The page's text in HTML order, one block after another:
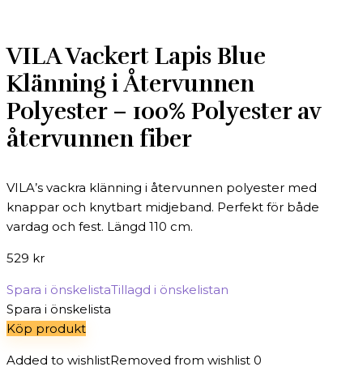
VILA Vackert Lapis Blue
Klänning i Återvunnen
Polyester – 100% Polyester av
återvunnen fiber
VILA’s vackra klänning i återvunnen polyester med
knappar och knytbart midjeband. Perfekt för både
vardag och fest. Längd 110 cm.
529 kr
Spara i önskelistaTillagd i önskelistan
Spara i önskelista
Köp produkt
Added to wishlistRemoved from wishlist 0